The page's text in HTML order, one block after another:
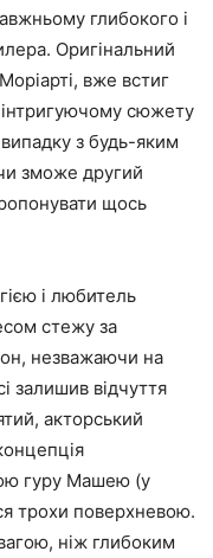
глибокого і
Оригінальний
вже встиг
інтригуючому сюжету
випадку з будь-яким
зможе другий
щось
і любитель
стежу за
незважаючи на
залишив відчуття
акторський
гуру Машею (у
трохи поверхневою.
ніж глибоким